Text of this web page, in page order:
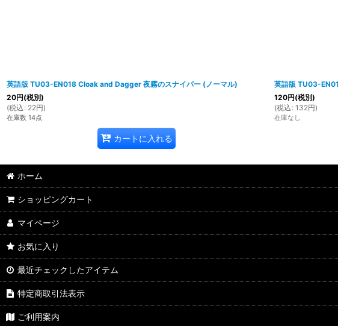
英語版 TU03-EN018 Cloak and Dagger 夜霧のスナイパー (ノーマル)
20円(税別)
(税込 : 22円)
在庫数 14点
カートに入れる
英語版 TU03-
120円(税別)
(税込 : 132円)
在庫なし
ホーム
ショッピングカート
マイページ
お気に入り
最近チェックしたアイテム
特定商取引法表示
ご利用案内